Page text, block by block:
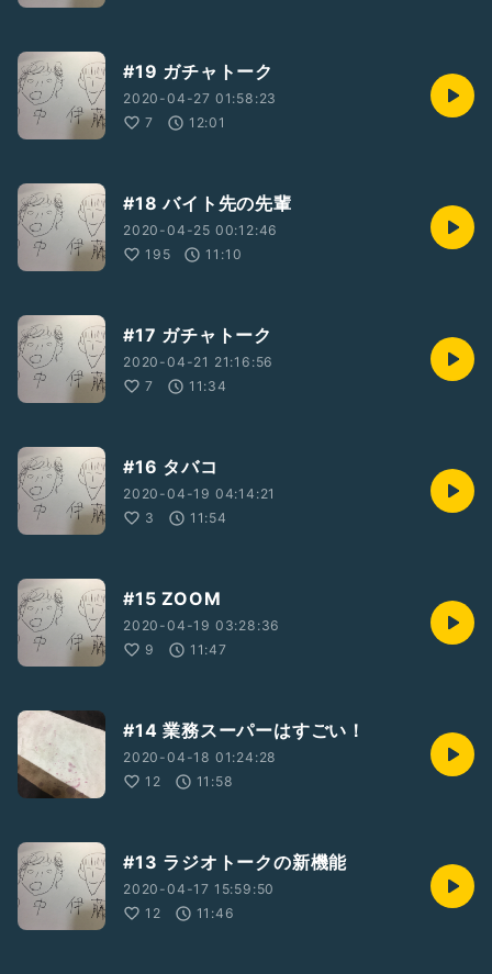
#19 ガチャトーク
2020-04-27 01:58:23
7
12:01
#18 バイト先の先輩
2020-04-25 00:12:46
195
11:10
#17 ガチャトーク
2020-04-21 21:16:56
7
11:34
#16 タバコ
2020-04-19 04:14:21
3
11:54
#15 ZOOM
2020-04-19 03:28:36
9
11:47
#14 業務スーパーはすごい！
2020-04-18 01:24:28
12
11:58
#13 ラジオトークの新機能
2020-04-17 15:59:50
12
11:46